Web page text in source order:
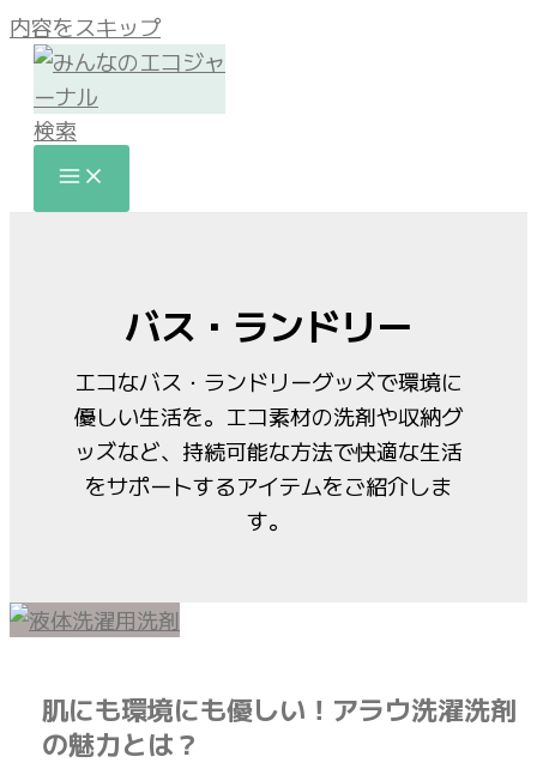
内容をスキップ
検索
バス・ランドリー
エコなバス・ランドリーグッズで環境に
優しい生活を。エコ素材の洗剤や収納グ
ッズなど、持続可能な方法で快適な生活
をサポートするアイテムをご紹介しま
す。
肌にも環境にも優しい！アラウ洗濯洗剤
の魅力とは？